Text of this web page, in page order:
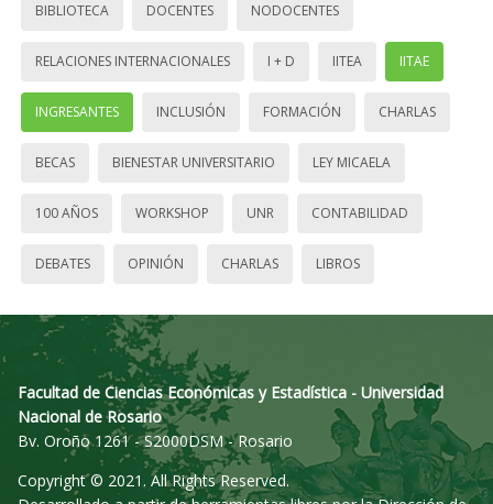
BIBLIOTECA DOCENTES NODOCENTES
RELACIONES INTERNACIONALES I + D IITEA IITAE
INGRESANTES INCLUSIÓN FORMACIÓN CHARLAS
BECAS BIENESTAR UNIVERSITARIO LEY MICAELA
100 AÑOS WORKSHOP UNR CONTABILIDAD
DEBATES OPINIÓN CHARLAS LIBROS
Facultad de Ciencias Económicas y Estadística - Universidad
Nacional de Rosario
Bv. Oroño 1261 - S2000DSM - Rosario
Copyright © 2021. All Rights Reserved.